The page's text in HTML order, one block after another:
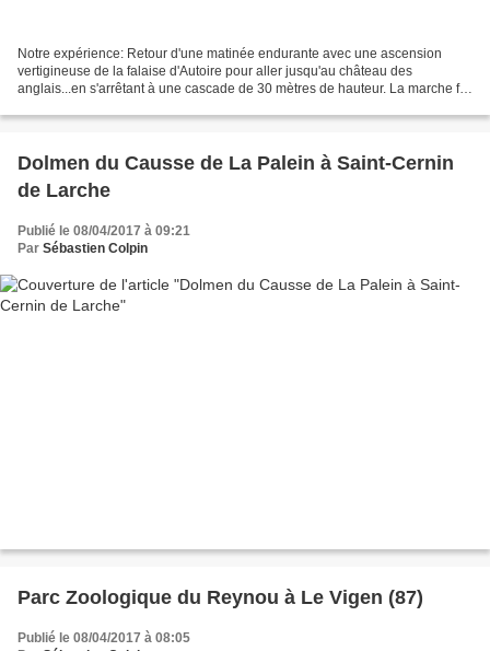
Notre expérience: Retour d'une matinée endurante avec une ascension
vertigineuse de la falaise d'Autoire pour aller jusqu'au château des
anglais...en s'arrêtant à une cascade de 30 mètres de hauteur. La marche fut
Dolmen du Causse de La Palein à Saint-Cernin
de Larche
Publié le 08/04/2017 à 09:21
Par Sébastien Colpin
Parc Zoologique du Reynou à Le Vigen (87)
Publié le 08/04/2017 à 08:05